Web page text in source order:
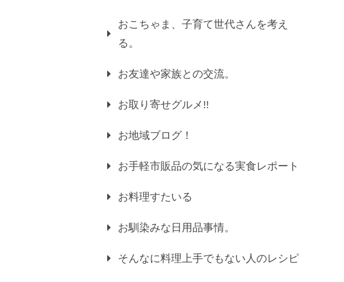
おこちゃま、子育て世代さんを考え
る。
お友達や家族との交流。
お取り寄せグルメ!!
お地域ブログ！
お手軽市販品の気になる実食レポート
お料理すたいる
お馴染みな日用品事情。
そんなに料理上手でもない人のレシピ